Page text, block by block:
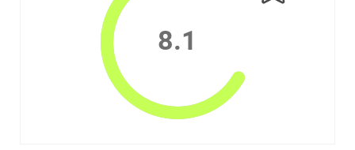
8.1